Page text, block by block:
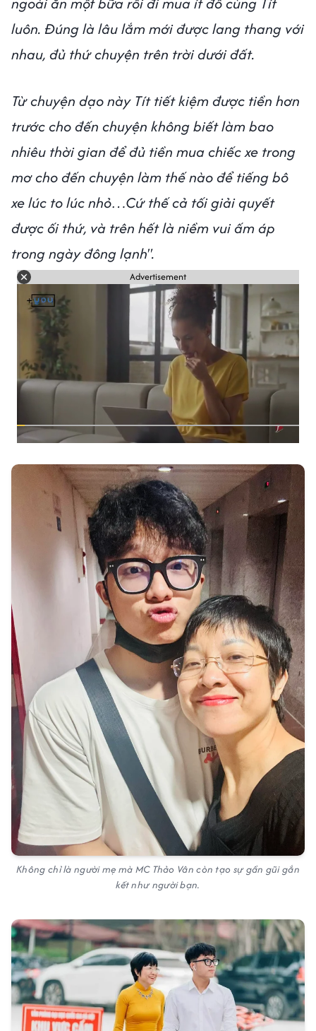
luôn. Đúng là lâu lắm mới được lang thang với
nhau, đủ thứ chuyện trên trời dưới đất.
Từ chuyện dạo này Tít tiết kiệm được tiền hơn
trước cho đến chuyện không biết làm bao
nhiêu thời gian để đủ tiền mua chiếc xe trong
mơ cho đến chuyện làm thế nào để tiếng bô
xe lúc to lúc nhỏ…Cứ thế cả tối giải quyết
được ối thứ, và trên hết là niềm vui ấm áp
trong ngày đông lạnh".
Advertisement
Không chỉ là người mẹ mà MC Thảo Vân còn tạo sự gần gũi gắn
kết như người bạn.